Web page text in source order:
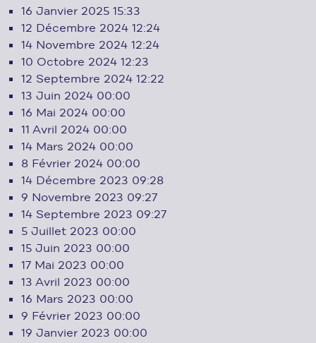
16 Janvier 2025 15:33
12 Décembre 2024 12:24
14 Novembre 2024 12:24
10 Octobre 2024 12:23
12 Septembre 2024 12:22
13 Juin 2024 00:00
16 Mai 2024 00:00
11 Avril 2024 00:00
14 Mars 2024 00:00
8 Février 2024 00:00
14 Décembre 2023 09:28
9 Novembre 2023 09:27
14 Septembre 2023 09:27
5 Juillet 2023 00:00
15 Juin 2023 00:00
17 Mai 2023 00:00
13 Avril 2023 00:00
16 Mars 2023 00:00
9 Février 2023 00:00
19 Janvier 2023 00:00